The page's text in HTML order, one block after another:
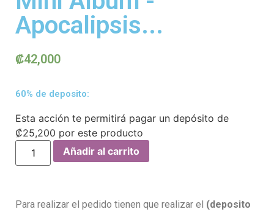
Apocalipsis...
₡42,000
60% de deposito:
Esta acción te permitirá pagar un depósito de
₡25,200 por este producto
Añadir al carrito
Para realizar el pedido tienen que realizar el (deposito